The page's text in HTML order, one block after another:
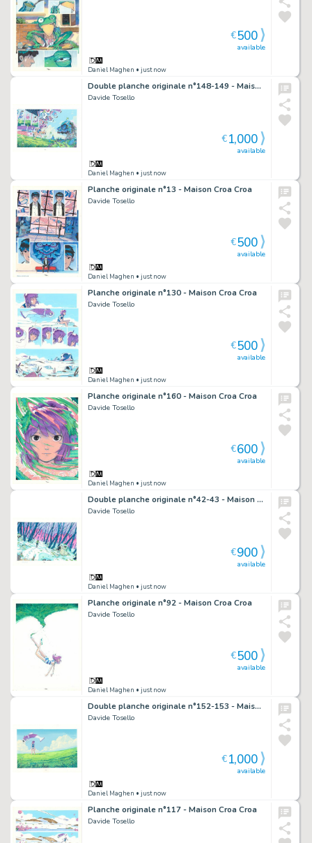
Daniel Maghen • just now
available
€500
Double planche originale n°148-149 - Maison Croa Croa
Davide Tosello
Daniel Maghen • just now
available
€1,000
Planche originale n°13 - Maison Croa Croa
Davide Tosello
Daniel Maghen • just now
available
€500
Planche originale n°130 - Maison Croa Croa
Davide Tosello
Daniel Maghen • just now
available
€500
Planche originale n°160 - Maison Croa Croa
Davide Tosello
Daniel Maghen • just now
available
€600
Double planche originale n°42-43 - Maison Croa Croa
Davide Tosello
Daniel Maghen • just now
available
€900
Planche originale n°92 - Maison Croa Croa
Davide Tosello
Daniel Maghen • just now
available
€500
Double planche originale n°152-153 - Maison Croa Croa
Davide Tosello
Daniel Maghen • just now
available
€1,000
Planche originale n°117 - Maison Croa Croa
Davide Tosello